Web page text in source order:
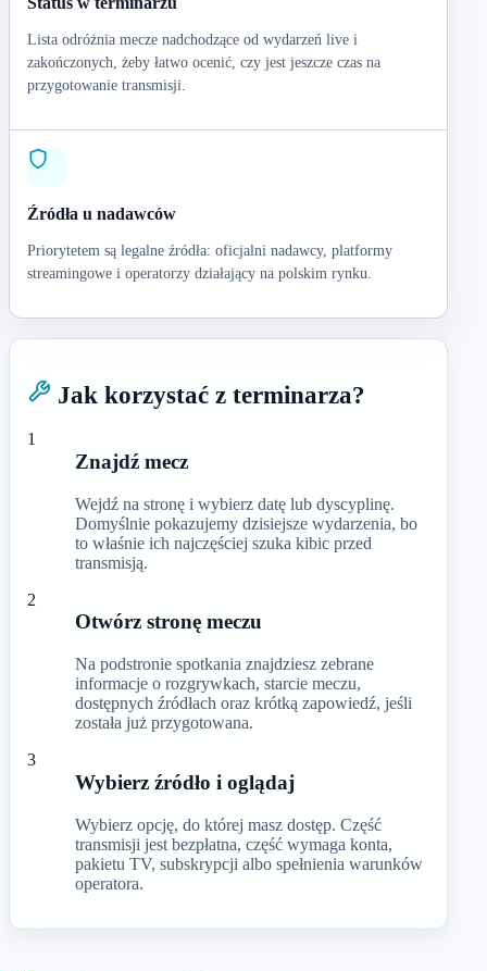
Lista odróżnia mecze nadchodzące od wydarzeń live i
zakończonych, żeby łatwo ocenić, czy jest jeszcze czas na
przygotowanie transmisji.
Źródła u nadawców
Priorytetem są legalne źródła: oficjalni nadawcy, platformy
streamingowe i operatorzy działający na polskim rynku.
Jak korzystać z terminarza?
1
Znajdź mecz
Wejdź na stronę i wybierz datę lub dyscyplinę.
Domyślnie pokazujemy dzisiejsze wydarzenia, bo
to właśnie ich najczęściej szuka kibic przed
transmisją.
2
Otwórz stronę meczu
Na podstronie spotkania znajdziesz zebrane
informacje o rozgrywkach, starcie meczu,
dostępnych źródłach oraz krótką zapowiedź, jeśli
została już przygotowana.
3
Wybierz źródło i oglądaj
Wybierz opcję, do której masz dostęp. Część
transmisji jest bezpłatna, część wymaga konta,
pakietu TV, subskrypcji albo spełnienia warunków
operatora.